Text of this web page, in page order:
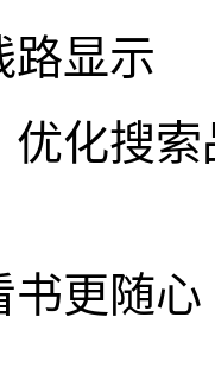
路显示
优化搜
书更随心